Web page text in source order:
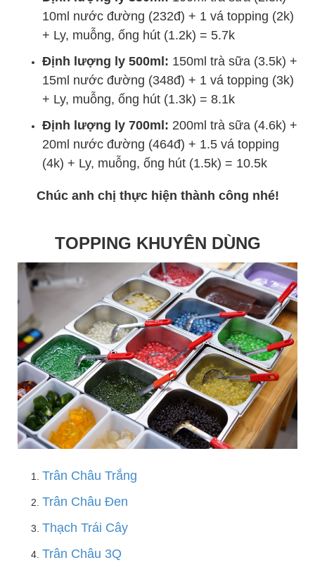
10ml nước đường (232đ) + 1 vá topping (2k)
+ Ly, muỗng, ống hút (1.2k) = 5.7k
Định lượng ly 500ml: 150ml trà sữa (3.5k) +
15ml nước đường (348đ) + 1 vá topping (3k)
+ Ly, muỗng, ống hút (1.3k) = 8.1k
Định lượng ly 700ml: 200ml trà sữa (4.6k) +
20ml nước đường (464đ) + 1.5 vá topping
(4k) + Ly, muỗng, ống hút (1.5k) = 10.5k
Chúc anh chị thực hiện thành công nhé!
TOPPING KHUYÊN DÙNG
Trân Châu Trắng
Trân Châu Đen
Thạch Trái Cây
Trân Châu 3Q